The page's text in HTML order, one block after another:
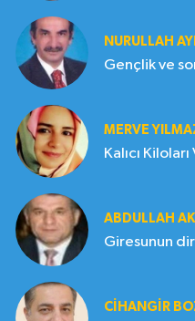
NURULLAH
MERVE
Kalıcı
ABDULLAH
Giresunun
CIHANGIR